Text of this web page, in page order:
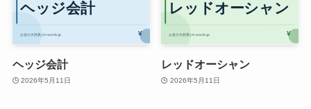
ヘッジ会計
2026年5月11日
レッドオーシャン
2026年5月11日